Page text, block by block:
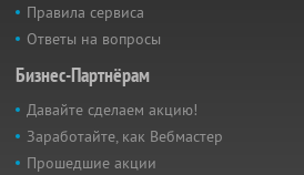
Правила сервиса
Ответы на вопросы
Бизнес-Партнёрам
Давайте сделаем акцию!
Заработайте, как Вебмастер
Прошедшие акции